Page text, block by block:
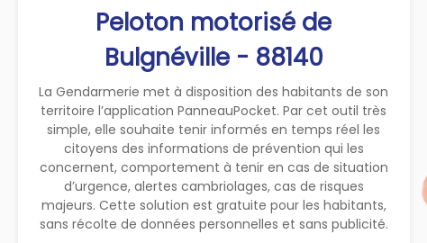
Peloton motorisé de
Bulgnéville - 88140
La Gendarmerie met à disposition des habitants de son
territoire l’application PanneauPocket. Par cet outil très
simple, elle souhaite tenir informés en temps réel les
citoyens des informations de prévention qui les
concernent, comportement à tenir en cas de situation
d’urgence, alertes cambriolages, cas de risques
majeurs. Cette solution est gratuite pour les habitants,
sans récolte de données personnelles et sans publicité.